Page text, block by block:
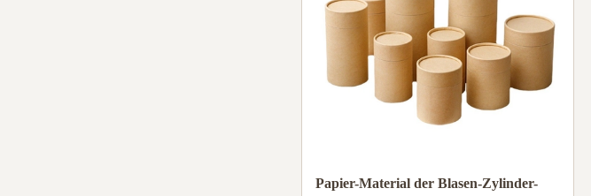
Papier-Material der Blasen-Zylinder-